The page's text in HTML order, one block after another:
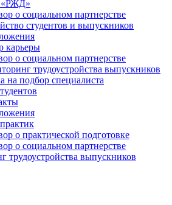
о социальном партнерстве
студентов и выпускников
карьеры
о социальном партнерстве
трудоустройства выпускников
на подбор специалиста
о практической подготовке
о социальном партнерстве
трудоустройства выпускников